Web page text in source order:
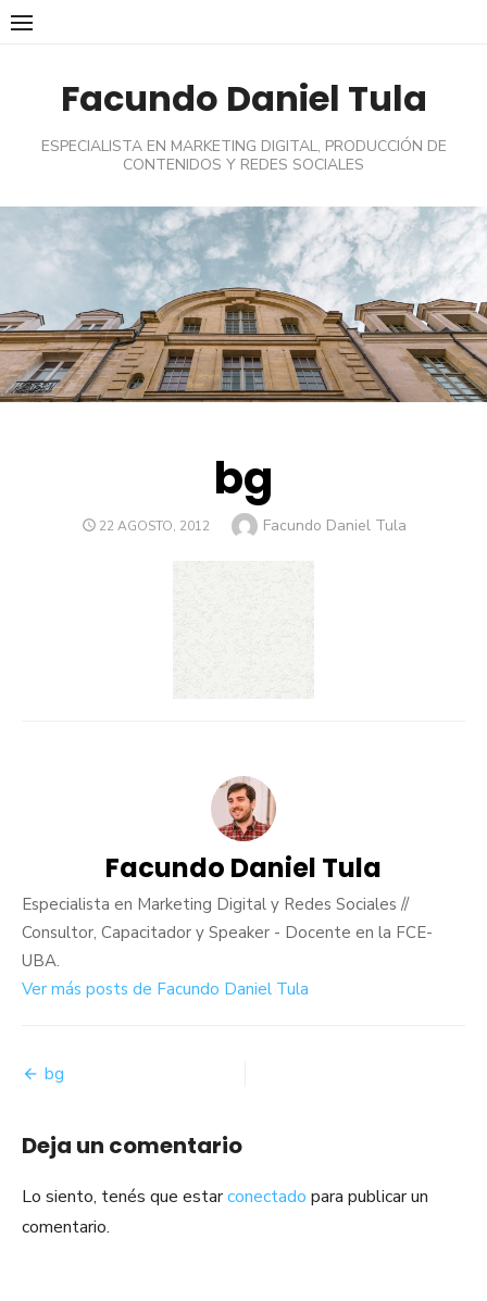
Skip
Facundo Daniel Tula
ESPECIALISTA EN MARKETING DIGITAL, PRODUCCIÓN DE
CONTENIDOS Y REDES SOCIALES
bg
POSTED
22 AGOSTO, 2012 Author
Facundo Daniel Tula
Facundo Daniel Tula
Especialista en Marketing Digital y Redes Sociales //
Consultor, Capacitador y Speaker - Docente en la FCE-
UBA.
Ver más posts de Facundo Daniel Tula
Navegación
entradas
bg
Deja un comentario
Lo siento, tenés que estarconectado para publicar un
comentario.